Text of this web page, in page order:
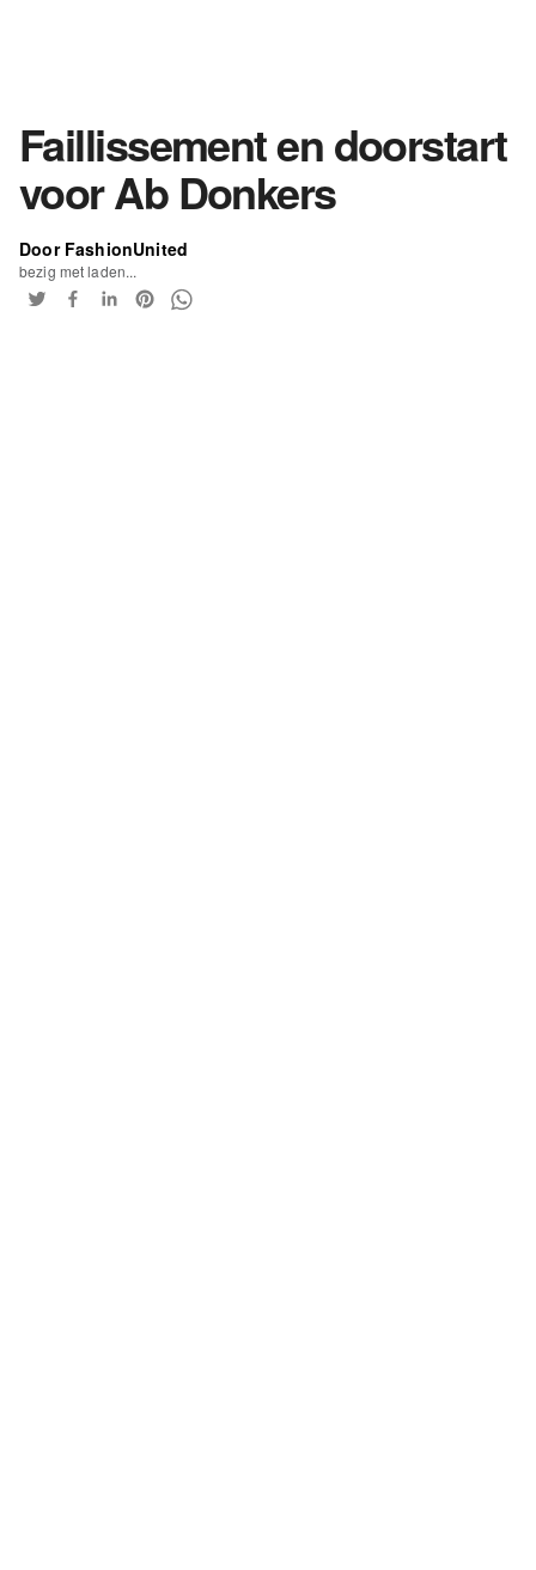
Faillissement en doorstart
voor Ab Donkers
Door FashionUnited
bezig met laden...